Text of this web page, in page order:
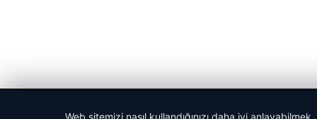
Web sitemizi nasıl kullandığınızı daha iyi